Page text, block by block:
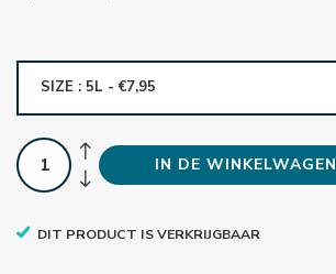
SIZE : 5L - €7,95
IN DE WINKELWAGEN
DIT PRODUCT IS VERKRIJGBAAR